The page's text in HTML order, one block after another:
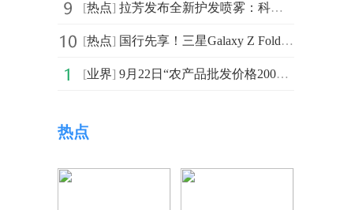
[热点] 拉芳发布全新护发喷雾：科技革新秀发修护新纪元
[热点] 国行先享！三星Galaxy Z Fold7|Z Flip7等机型支持照片水印相框
[业界] 9月22日“农产品批发价格200指数”比上周五上升0.27个点_焦点快报
热点